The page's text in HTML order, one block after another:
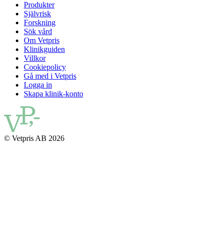
Produkter
Självrisk
Forskning
Sök vård
Om Vetpris
Klinikguiden
Villkor
Cookiepolicy
Gå med i Vetpris
Logga in
Skapa klinik-konto
© Vetpris AB 2026